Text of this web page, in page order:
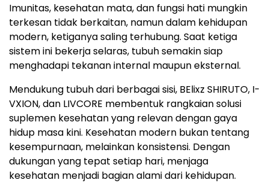
Imunitas, kesehatan mata, dan fungsi hati mungkin
terkesan tidak berkaitan, namun dalam kehidupan
modern, ketiganya saling terhubung. Saat ketiga
sistem ini bekerja selaras, tubuh semakin siap
menghadapi tekanan internal maupun eksternal.
Mendukung tubuh dari berbagai sisi, BElixz SHIRUTO, I-
VXION, dan LIVCORE membentuk rangkaian solusi
suplemen kesehatan yang relevan dengan gaya
hidup masa kini. Kesehatan modern bukan tentang
kesempurnaan, melainkan konsistensi. Dengan
dukungan yang tepat setiap hari, menjaga
kesehatan menjadi bagian alami dari kehidupan.